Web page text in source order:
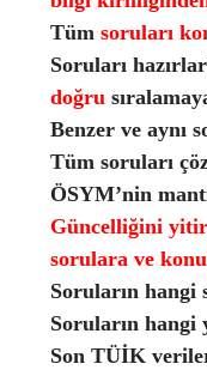
Tüm soruları
Soruları
doğru
Benzer ve aynı
Tüm soruları
ÖSYM’nin
Güncelliğini
sorulara ve
Soruların hangi
Soruların hangi
Son TÜİK